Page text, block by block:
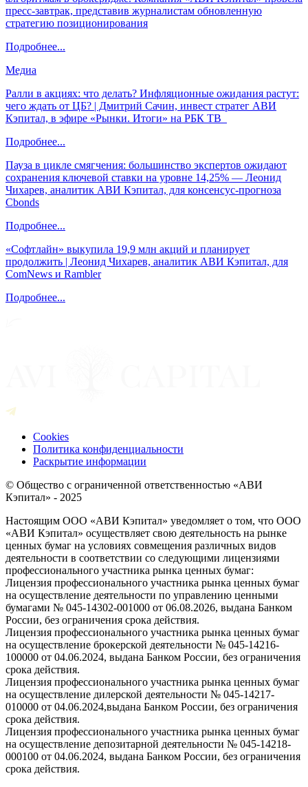
пресс-завтрак, представив журналистам обновленную
стратегию позиционирования
Подробнее...
Медиа
Ралли в акциях: что делать? Инфляционные ожидания растут:
чего ждать от ЦБ? | Дмитрий Сачин, инвест стратег АВИ
Кэпитал, в эфире «Рынки. Итоги» на РБК ТВ
Подробнее...
Пауза в цикле смягчения: большинство экспертов ожидают
сохранения ключевой ставки на уровне 14,25% — Леонид
Чихарев, аналитик АВИ Кэпитал, для консенсус-прогноза
Cbonds
Подробнее...
«Софтлайн» выкупила 19,9 млн акций и планирует
продолжить | Леонид Чихарев, аналитик АВИ Кэпитал, для
ComNews и Rambler
Подробнее...
Cookies
Политика конфиденциальности
Раскрытие информации
© Общество с ограниченной ответственностью «АВИ
Кэпитал» - 2025
Настоящим ООО «АВИ Кэпитал» уведомляет о том, что ООО
«АВИ Кэпитал» осуществляет свою деятельность на рынке
ценных бумаг на условиях совмещения различных видов
деятельности в соответствии со следующими лицензиями
профессионального участника рынка ценных бумаг:
Лицензия профессионального участника рынка ценных бумаг
на осуществление деятельности по управлению ценными
бумагами № 045-14302-001000 от 06.08.2026, выдана Банком
России, без ограничения срока действия.
Лицензия профессионального участника рынка ценных бумаг
на осуществление брокерской деятельности № 045-14216-
100000 от 04.06.2024, выдана Банком России, без ограничения
срока действия.
Лицензия профессионального участника рынка ценных бумаг
на осуществление дилерской деятельности № 045-14217-
010000 от 04.06.2024,выдана Банком России, без ограничения
срока действия.
Лицензия профессионального участника рынка ценных бумаг
на осуществление депозитарной деятельности № 045-14218-
000100 от 04.06.2024, выдана Банком России, без ограничения
срока действия.